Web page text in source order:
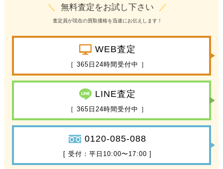
＼ 無料査定をお試し下さい ／
査定員が現在の買取価格を迅速にお伝えします！
WEB査定
［ 365日24時間受付中 ］
LINE査定
［ 365日24時間受付中 ］
0120-085-088
[ 受付：平日10:00〜17:00 ]